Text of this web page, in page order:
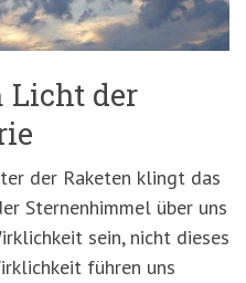
der
der Raketen klingt das
Sternenhimmel über uns
sein, nicht dieses
führen uns